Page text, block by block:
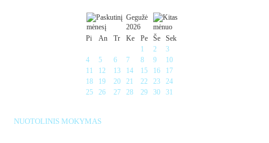
Gegužė
2026
Pi
An Tr Ke Pe Še
Sek
1
2
3
4
5 6 7 8 9
10
11
12 13 14 15 16
17
18
19 20 21 22 23
24
25
26 27 28 29 30 31
NUOTOLINIS MOKYMAS